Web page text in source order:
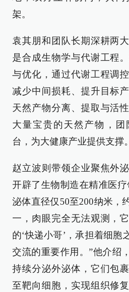
架。
袁其朋和团队长期深耕两
是合成生物学与代谢工程
与优化，通过代谢工程调
减少中间损耗、提升目标
天然产物分离、提取与活
大量宝贵的天然产物，
台，为大健康产业提供支撑。
赵立波则带领企业聚焦外
开辟了生物制造在精准医
泌体直径仅50至200纳米，
一，肉眼完全无法观测，
的‘快递小哥’，承担着细胞
交流的重要作用。”他介绍
持续分泌外泌体，它们包
至靶向细胞，实现组织修